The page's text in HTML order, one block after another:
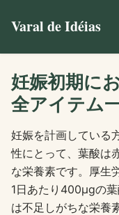
Varal de Idéias
妊娠初期に
全アイテム
妊娠を計画している
性にとって、葉酸は
な栄養素です。厚生
1日あたり400μgの
は不足しがちな栄養